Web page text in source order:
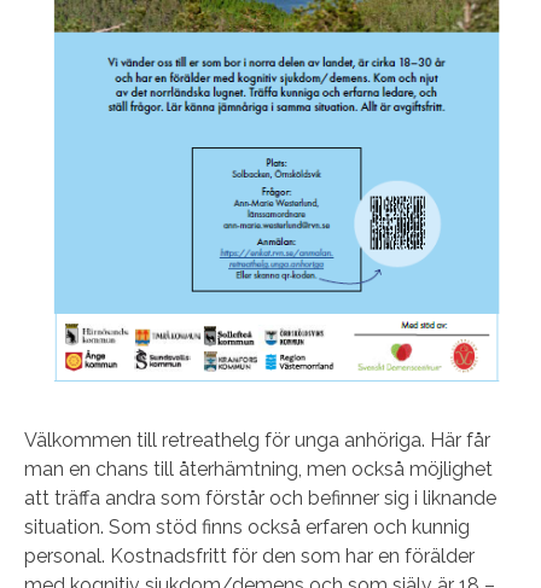
Välkommen till retreathelg för unga anhöriga. Här får
man en chans till återhämtning, men också möjlighet
att träffa andra som förstår och befinner sig i liknande
situation. Som stöd finns också erfaren och kunnig
personal. Kostnadsfritt för den som har en förälder